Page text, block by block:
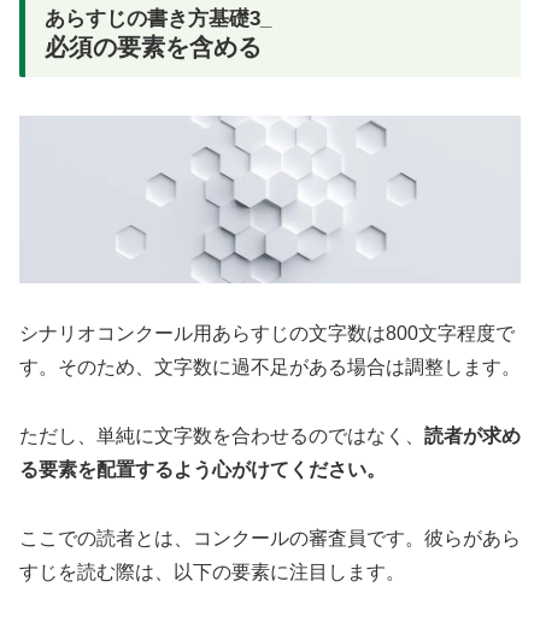
あらすじの書き方基礎3_
必須の要素を含める
シナリオコンクール用あらすじの文字数は800文字程度で
す。そのため、文字数に過不足がある場合は調整します。
ただし、単純に文字数を合わせるのではなく、 読者が求め
る要素を配置するよう心がけてください。
ここでの読者とは、コンクールの審査員です。彼らがあら
すじを読む際は、以下の要素に注目します。